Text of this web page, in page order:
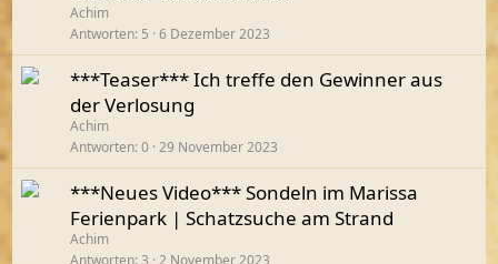
Achim
Antworten 5 6 Dezember 2023
***Teaser*** Ich treffe den Gewinner aus
der Verlosung
Achim
Antworten 0 29 November 2023
***Neues Video*** Sondeln im Marissa
Ferienpark | Schatzsuche am Strand
Achim
Antworten 3 2 November 2023